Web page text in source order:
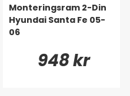
Monteringsram 2-Din
Hyundai Santa Fe 05-
06
948 kr